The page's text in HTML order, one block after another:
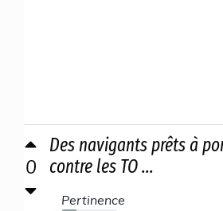
0
Des navigants prêts à
contre les TO ...
Pertinence